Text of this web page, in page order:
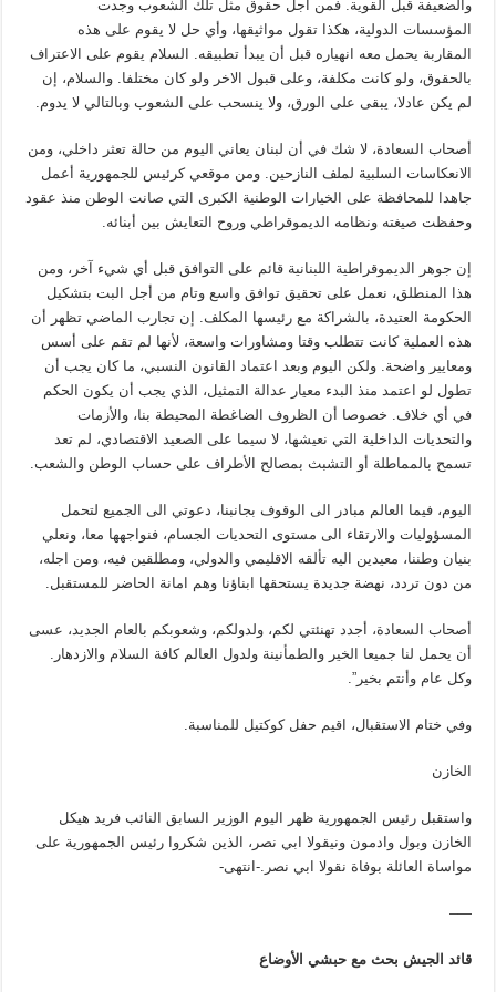
والضعيفة قبل القوية. فمن أجل حقوق مثل تلك الشعوب وجدت
المؤسسات الدولية، هكذا تقول مواثيقها، وأي حل لا يقوم على هذه
المقاربة يحمل معه انهياره قبل أن يبدأ تطبيقه. السلام يقوم على الاعتراف
بالحقوق، ولو كانت مكلفة، وعلى قبول الاخر ولو كان مختلفا. والسلام، إن
لم يكن عادلا، يبقى على الورق، ولا ينسحب على الشعوب وبالتالي لا يدوم.
أصحاب السعادة، لا شك في أن لبنان يعاني اليوم من حالة تعثر داخلي، ومن
الانعكاسات السلبية لملف النازحين. ومن موقعي كرئيس للجمهورية أعمل
جاهدا للمحافظة على الخيارات الوطنية الكبرى التي صانت الوطن منذ عقود
وحفظت صيغته ونظامه الديموقراطي وروح التعايش بين أبنائه.
إن جوهر الديموقراطية اللبنانية قائم على التوافق قبل أي شيء آخر، ومن
هذا المنطلق، نعمل على تحقيق توافق واسع وتام من أجل البت بتشكيل
الحكومة العتيدة، بالشراكة مع رئيسها المكلف. إن تجارب الماضي تظهر أن
هذه العملية كانت تتطلب وقتا ومشاورات واسعة، لأنها لم تقم على أسس
ومعايير واضحة. ولكن اليوم وبعد اعتماد القانون النسبي، ما كان يجب أن
تطول لو اعتمد منذ البدء معيار عدالة التمثيل، الذي يجب أن يكون الحكم
في أي خلاف. خصوصا أن الظروف الضاغطة المحيطة بنا، والأزمات
والتحديات الداخلية التي نعيشها، لا سيما على الصعيد الاقتصادي، لم تعد
تسمح بالمماطلة أو التشبث بمصالح الأطراف على حساب الوطن والشعب.
اليوم، فيما العالم مبادر الى الوقوف بجانبنا، دعوتي الى الجميع لتحمل
المسؤوليات والارتقاء الى مستوى التحديات الجسام، فنواجهها معا، ونعلي
بنيان وطننا، معيدين اليه تألقه الاقليمي والدولي، ومطلقين فيه، ومن اجله،
من دون تردد، نهضة جديدة يستحقها ابناؤنا وهم امانة الحاضر للمستقبل.
أصحاب السعادة، أجدد تهنئتي لكم، ولدولكم، وشعوبكم بالعام الجديد، عسى
أن يحمل لنا جميعا الخير والطمأنينة ولدول العالم كافة السلام والازدهار.
وكل عام وأنتم بخير”.
وفي ختام الاستقبال، اقيم حفل كوكتيل للمناسبة.
الخازن
واستقبل رئيس الجمهورية ظهر اليوم الوزير السابق النائب فريد هيكل
الخازن وبول وادمون ونيقولا ابي نصر، الذين شكروا رئيس الجمهورية على
مواساة العائلة بوفاة نقولا ابي نصر.-انتهى-
—–
قائد الجيش بحث مع حبشي الأوضاع